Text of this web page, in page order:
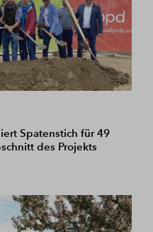
Spatenstich für 49
des Projekts